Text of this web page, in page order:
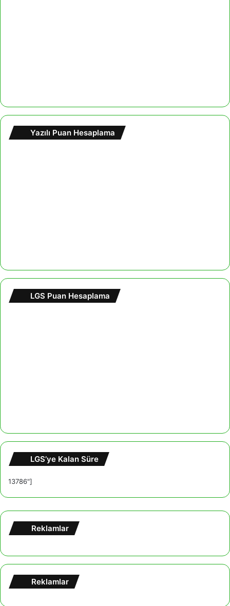
Yazılı Puan Hesaplama
LGS Puan Hesaplama
LGS’ye Kalan Süre
13786"]
Reklamlar
Reklamlar